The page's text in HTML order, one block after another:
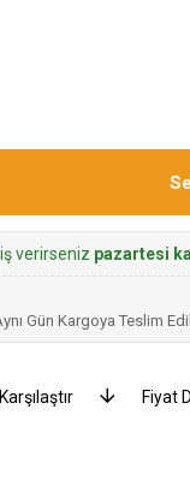
verirseniz pazartesi
Gün Kargoya Teslim
Karşılaştır Fiyat